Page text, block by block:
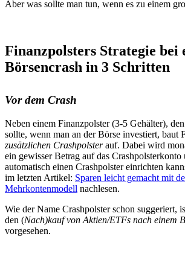
Aber was sollte man tun, wenn es zu einem
Finanzpolsters Strategie bei
Börsencrash in 3 Schritten
Vor dem Crash
Neben einem Finanzpolster (3-5 Gehälter),
sollte, wenn man an der Börse investiert, baut
zusätzlichen Crashpolsterauf. Dabei wird
ein gewisser Betrag auf das Crashpolsterkonto
automatisch einen Crashpolster einrichten
im letzten Artikel: Sparen leicht gemacht mit
Mehrkontenmodell nachlesen.
Wie der Name Crashpolster schon suggeriert,
den (Nach)kauf von Aktien/ETFs nach einem
vorgesehen.